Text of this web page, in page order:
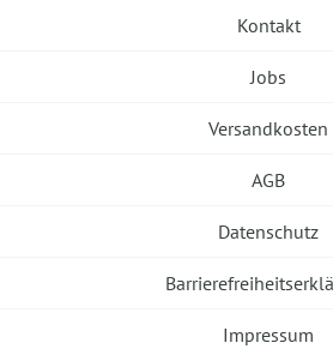
Kontakt
Jobs
Versandkosten
AGB
Datenschutz
Impressum